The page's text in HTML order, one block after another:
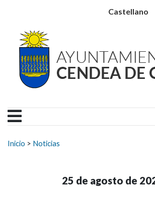
Ayuntamiento
Castellano
Buscar:
Inicio > Noticias
25 de agosto de